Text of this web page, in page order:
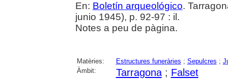
En: Boletín arqueológico.
junio 1945), p. 92-97 : il.
Notes a peu de pàgina.
Matèries: Estructures funeràries ; Sepulcres ;
Àmbit:
Tarragona; Falset